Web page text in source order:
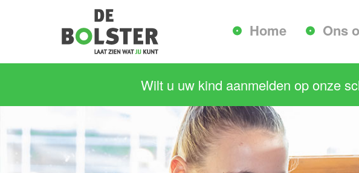
Home Ons
Wilt u uw kind aanmelden op onze